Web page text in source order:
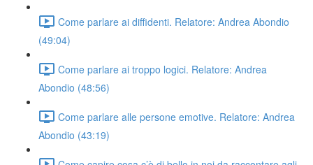
Come parlare ai diffidenti. Relatore: Andrea Abondio
(49:04)
Come parlare ai troppo logici. Relatore: Andrea
Abondio (48:56)
Come parlare alle persone emotive. Relatore: Andrea
Abondio (43:19)